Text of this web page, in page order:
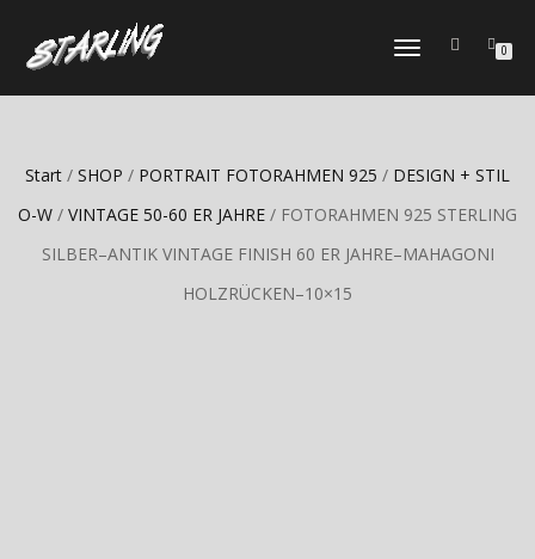
TOGGLE
0
Start / SHOP / PORTRAIT FOTORAHMEN 925 / DESIGN + STIL
O-W / VINTAGE 50-60 ER JAHRE / FOTORAHMEN 925 STERLING
SILBER–ANTIK VINTAGE FINISH 60 ER JAHRE–MAHAGONI
HOLZRÜCKEN–10×15